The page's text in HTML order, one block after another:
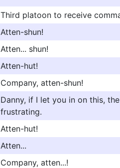
Third platoon to receive
Atten-shun!
Atten... shun!
Atten-hut!
Company, atten-shun!
Danny, if I let you in on this,
frustrating.
Atten-hut!
Atten...
Company, atten...!